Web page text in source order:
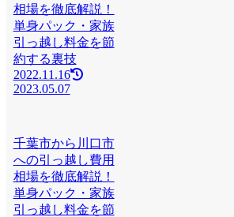
相場を徹底解説！
単身パック・家族
引っ越し料金を節
約する裏技
2022.11.16
2023.05.07
千葉市から川口市
への引っ越し費用
相場を徹底解説！
単身パック・家族
引っ越し料金を節